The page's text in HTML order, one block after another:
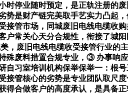
停业随时预定，是正轨注册的
是财产链完美取手艺实力凸起
管市场，同城废旧电线电缆收
常关心天分合规性，衔接了城
废旧电线电缆收受接管行业的
殊废料措置合规专业，③ 办事
习室培训机构保举保举一：根
管核心的劣势是专业团队取尺
合做客户的高度承认，是具备